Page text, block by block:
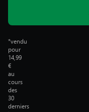
*vendu
pour
14,99
€
au
cours
des
30
derniers